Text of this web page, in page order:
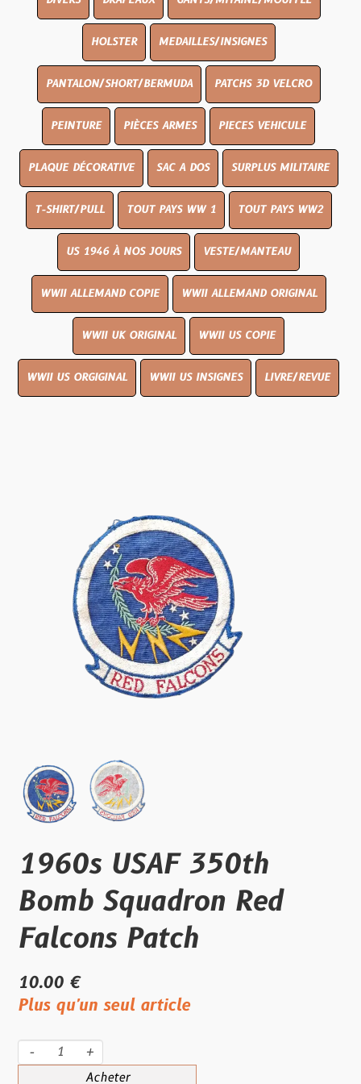
HOLSTER MEDAILLES/INSIGNES
PANTALON/SHORT/BERMUDA PATCHS 3D VELCRO
PEINTURE PIÈCES ARMES PIECES VEHICULE
PLAQUE DÉCORATIVE SAC A DOS SURPLUS MILITAIRE
T-SHIRT/PULL TOUT PAYS WW 1 TOUT PAYS WW2
US 1946 À NOS JOURS VESTE/MANTEAU
WWII ALLEMAND COPIE WWII ALLEMAND ORIGINAL
WWII UK ORIGINAL WWII US COPIE
WWII US ORGIGINAL WWII US INSIGNES LIVRE/REVUE
1960s USAF 350th
Bomb Squadron Red
Falcons Patch
10.00 €
Plus qu'un seul article
- +
Acheter